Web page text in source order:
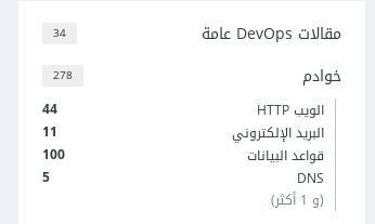
34 مقالات DevOps عامة
278 خوادم
44
الويب HTTP
11
البريد الإلكتروني
100
قواعد البيانات
5
DNS
(و 1 أكثر)